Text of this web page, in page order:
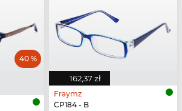
40 %
162,37 zł
Fraymz
CP184 - B